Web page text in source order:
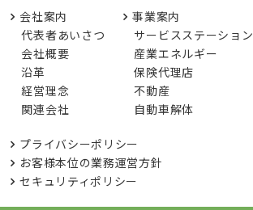
会社案内
代表者あいさつ
会社概要
沿革
経営理念
関連会社
事業案内
サービスステーション
産業エネルギー
保険代理店
不動産
自動車解体
プライバシーポリシー
お客様本位の業務運営方針
セキュリティポリシー